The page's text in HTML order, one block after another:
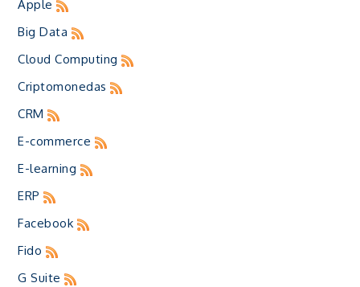
Apple
Big Data
Cloud Computing
Criptomonedas
CRM
E-commerce
E-learning
ERP
Facebook
Fido
G Suite